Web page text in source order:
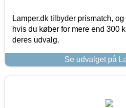
Lamper.dk tilbyder prismatch,
hvis du køber for mere end 300
deres udvalg.
Se udvalget på